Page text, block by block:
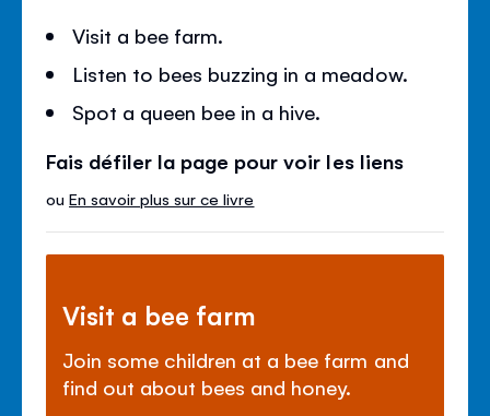
Visit a bee farm.
Listen to bees buzzing in a meadow.
Spot a queen bee in a hive.
Fais défiler la page pour voir les liens
ouEn savoir plus sur ce livre
Visit a bee farm
Join some children at a bee farm and
find out about bees and honey.